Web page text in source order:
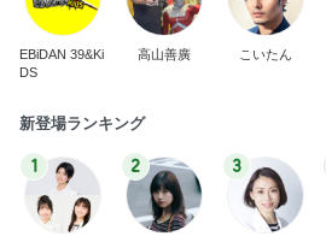
EBiDAN 39&Ki
DS
高山善廣 こいたん
新登場ランキング
1 2 3